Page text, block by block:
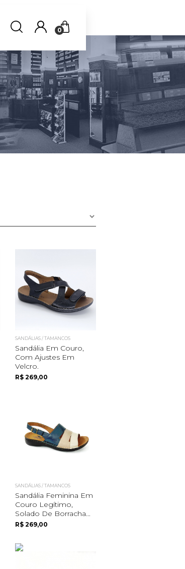
0
SANDÁLIAS / TAMANCOS
Sandália Em Couro,
Com Ajustes Em
Velcro.
R$ 269,00
SANDÁLIAS / TAMANCOS
Sandália Feminina Em
Couro Legítimo,
Solado De Borracha...
R$ 269,00